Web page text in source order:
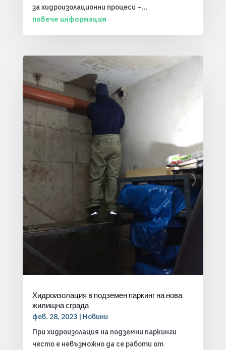
за хидроизолационни процеси –...
повече информация
Хидроизолация в подземен паркинг на нова
жилищна сграда
фев. 28, 2023| Новини
При хидроизолация на подземни паркинги
често е невъзможно да се работи от